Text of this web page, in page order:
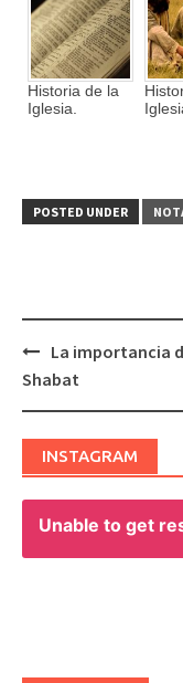
Historia de la
Iglesia.
POSTED UNDER
Post
La importancia
Shabat
INSTAGRAM
Unable to get